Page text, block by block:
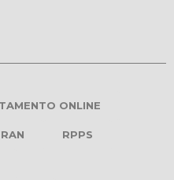
ONLINE
RPPS